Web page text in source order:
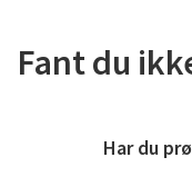
Fant du
Har du